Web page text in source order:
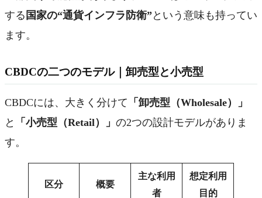
する 国家の“通貨インフラ防衛”という意味も持ってい
ます。
CBDCの二つのモデル｜卸売型と小売型
CBDCには、大きく分けて 「卸売型（Wholesale）」
と
「小売型（Retail）」 の2つの設計モデルがありま
す。
区分 概要
主な利用
者
想定利用
目的